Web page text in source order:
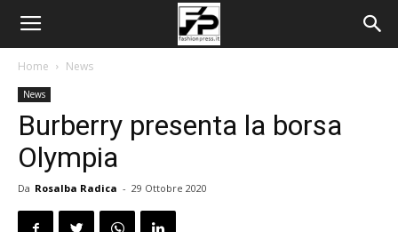
Home News
News
Burberry presenta la borsa
Olympia
Da Rosalba Radica - 29 Ottobre 2020